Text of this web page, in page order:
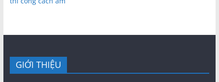
GIỚI THIỆU